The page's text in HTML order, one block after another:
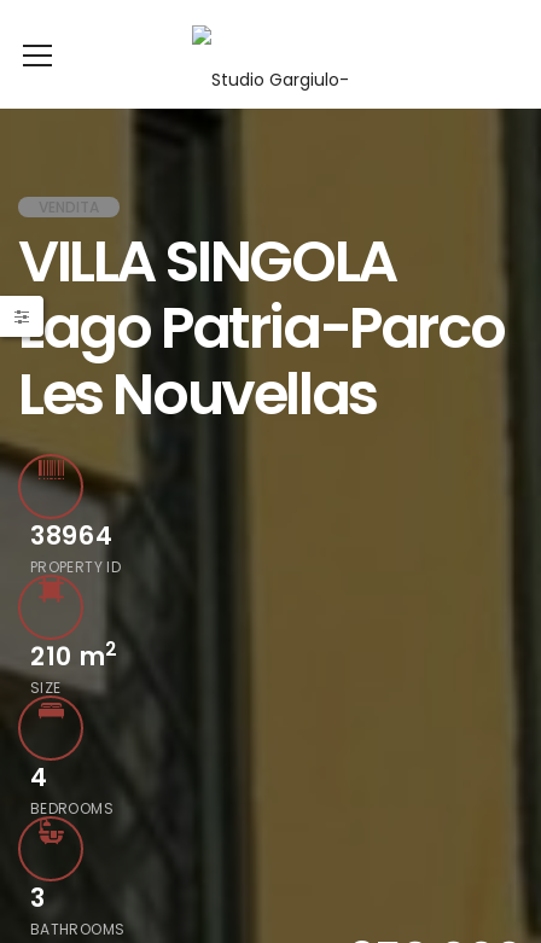
VILLA SINGOLA
Lago Patria-Parco
Les Nouvellas
38964
PROPERTY ID
210 m2
SIZE
4
BEDROOMS
3
BATHROOMS